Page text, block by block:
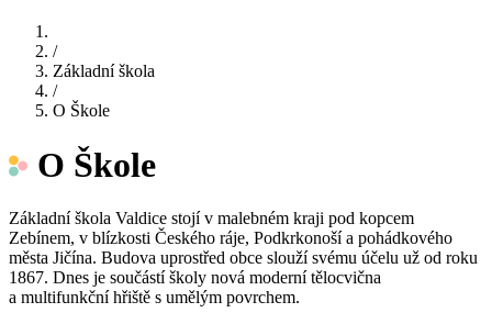
/
Základní škola
/
O Škole
O Škole
Základní škola Valdice stojí v malebném kraji pod kopcem
Zebínem, v blízkosti Českého ráje, Podkrkonoší a pohádkového
města Jičína. Budova uprostřed obce slouží svému účelu už od roku
1867. Dnes je součástí školy nová moderní tělocvična
a multifunkční hřiště s umělým povrchem.